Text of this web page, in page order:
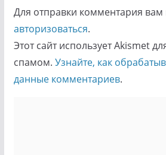
Для отправки комментария
авторизоваться.
Этот сайт использует Akismet
спамом. Узнайте, как
данные комментариев.